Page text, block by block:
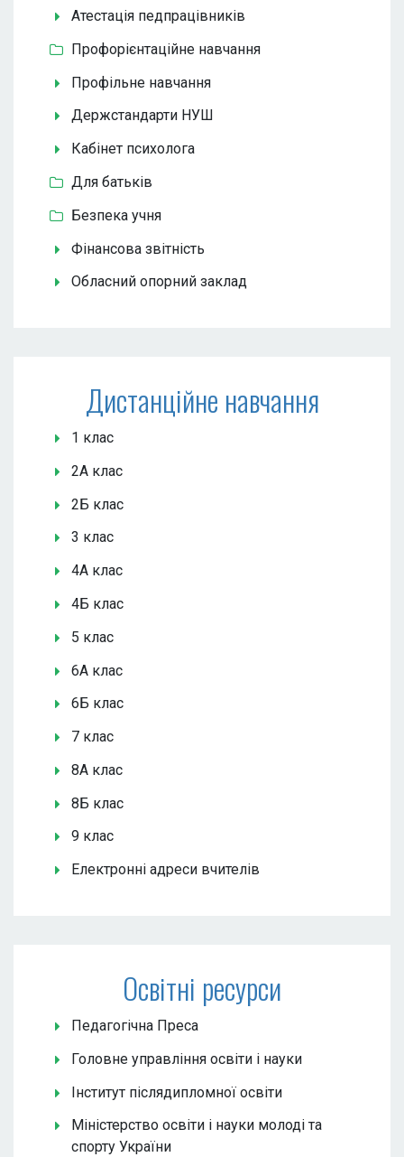
Атестація педпрацівників
Профорієнтаційне навчання
Профільне навчання
Держстандарти НУШ
Кабінет психолога
Для батьків
Безпека учня
Фінансова звітність
Обласний опорний заклад
Дистанційне навчання
1 клас
2А клас
2Б клас
3 клас
4А клас
4Б клас
5 клас
6А клас
6Б клас
7 клас
8А клас
8Б клас
9 клас
Електронні адреси вчителів
Освітні ресурси
Педагогічна Преса
Головне управління освіти і науки
Інститут післядипломної освіти
Міністерство освіти і науки молоді та
спорту України